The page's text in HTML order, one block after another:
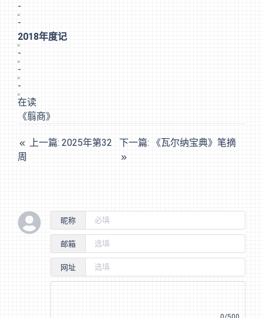
-
-
2018年度记
-
-
-
在读
《翦商》
上一篇: 2025年第32
周
下一篇: 《瓦尔纳宝典》笔摘
昵称
邮箱
网址